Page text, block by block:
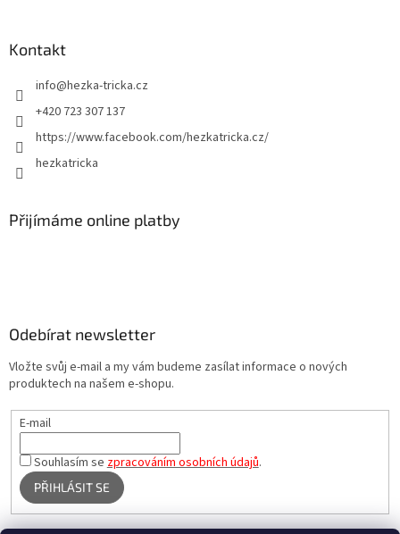
Kontakt
info@hezka-tricka.cz
+420 723 307 137
https://www.facebook.com/hezkatricka.cz/
hezkatricka
Přijímáme online platby
Odebírat newsletter
Vložte svůj e-mail a my vám budeme zasílat informace o nových
produktech na našem e-shopu.
E-mail
Souhlasím sezpracováním osobních údajů.
PŘIHLÁSIT SE